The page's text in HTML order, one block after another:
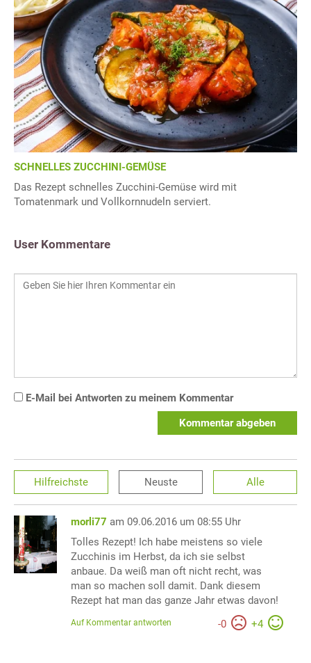
SCHNELLES ZUCCHINI-GEMÜSE
Das Rezept schnelles Zucchini-Gemüse wird mit
Tomatenmark und Vollkornnudeln serviert.
User Kommentare
E-Mail bei Antworten zu meinem Kommentar
Kommentar abgeben
Hilfreichste Neuste Alle
morli77 am 09.06.2016 um 08:55 Uhr
Tolles Rezept! Ich habe meistens so viele
Zucchinis im Herbst, da ich sie selbst
anbaue. Da weiß man oft nicht recht, was
man so machen soll damit. Dank diesem
Rezept hat man das ganze Jahr etwas davon!
-0 +4
Auf Kommentar antworten